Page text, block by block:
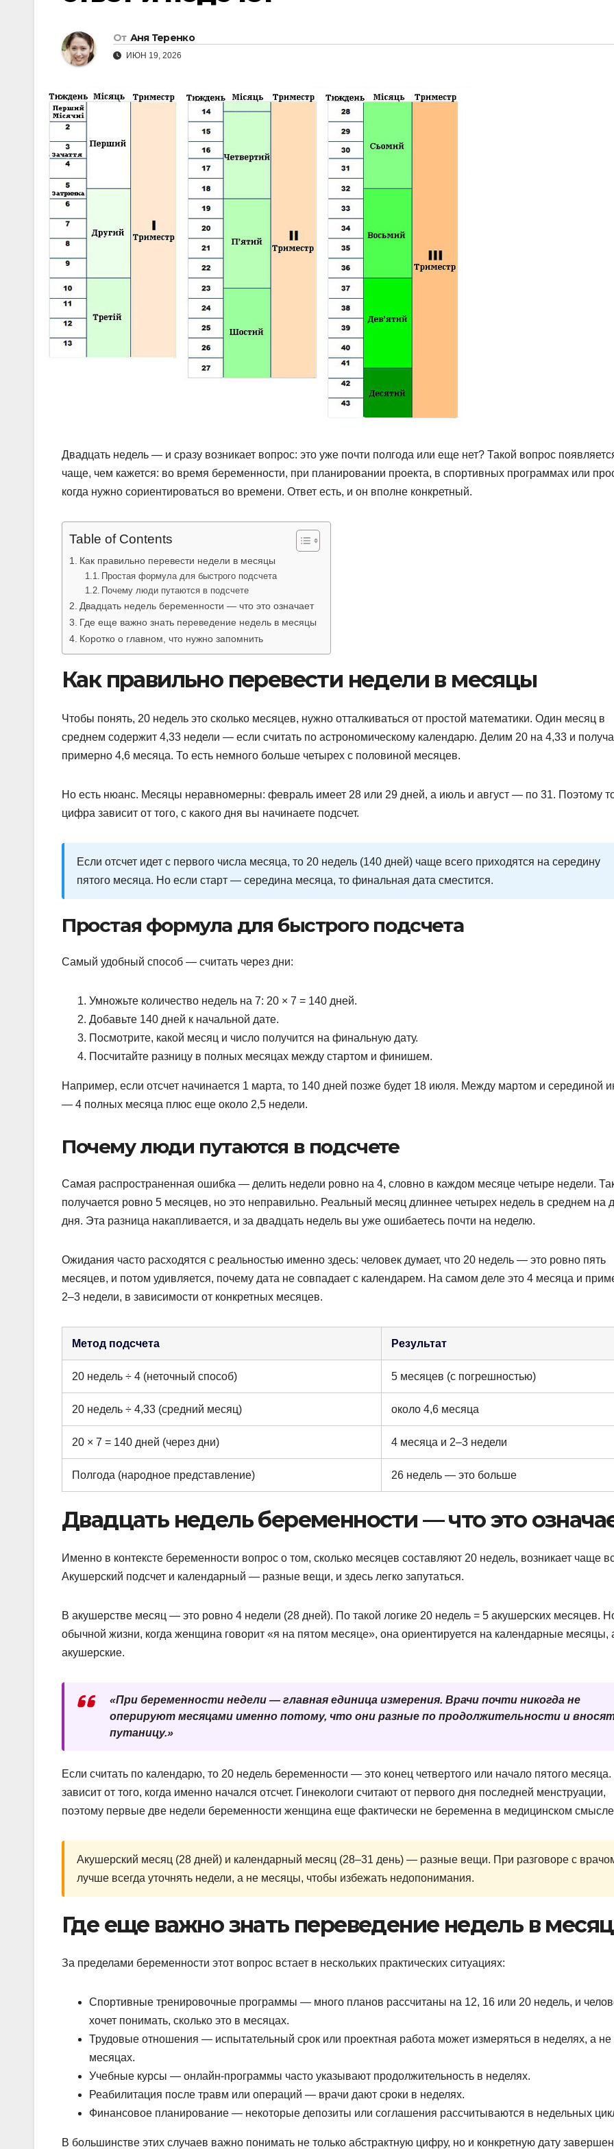
От Аня Теренко
ИЮН 19, 2026
Двадцать недель — и сразу возникает вопрос: это уже почти полгода или еще нет? Такой вопрос
чаще, чем кажется: во время беременности, при планировании проекта, в спортивных программах или
когда нужно сориентироваться во времени. Ответ есть, и он вполне конкретный.
Table of Contents
Как правильно перевести недели в месяцы
Простая формула для быстрого подсчета
Почему люди путаются в подсчете
Двадцать недель беременности — что это означает
Где еще важно знать переведение недель в месяцы
Коротко о главном, что нужно запомнить
Как правильно перевести недели в месяцы
Чтобы понять, 20 недель это сколько месяцев, нужно отталкиваться от простой математики. Один месяц в
среднем содержит 4,33 недели — если считать по астрономическому календарю. Делим 20 на 4,33 и
примерно 4,6 месяца. То есть немного больше четырех с половиной месяцев.
Но есть нюанс. Месяцы неравномерны: февраль имеет 28 или 29 дней, а июль и август — по 31. Поэтому
цифра зависит от того, с какого дня вы начинаете подсчет.
Если отсчет идет с первого числа месяца, то 20 недель (140 дней) чаще всего приходятся на середину
пятого месяца. Но если старт — середина месяца, то финальная дата сместится.
Простая формула для быстрого подсчета
Самый удобный способ — считать через дни:
Умножьте количество недель на 7: 20 × 7 = 140 дней.
Добавьте 140 дней к начальной дате.
Посмотрите, какой месяц и число получится на финальную дату.
Посчитайте разницу в полных месяцах между стартом и финишем.
Например, если отсчет начинается 1 марта, то 140 дней позже будет 18 июля. Между мартом и серединой
— 4 полных месяца плюс еще около 2,5 недели.
Почему люди путаются в подсчете
Самая распространенная ошибка — делить недели ровно на 4, словно в каждом месяце четыре недели.
получается ровно 5 месяцев, но это неправильно. Реальный месяц длиннее четырех недель в среднем на
дня. Эта разница накапливается, и за двадцать недель вы уже ошибаетесь почти на неделю.
Ожидания часто расходятся с реальностью именно здесь: человек думает, что 20 недель — это ровно пять
месяцев, и потом удивляется, почему дата не совпадает с календарем. На самом деле это 4 месяца и
2–3 недели, в зависимости от конкретных месяцев.
Метод подсчета Результат
20 недель ÷ 4 (неточный способ) 5 месяцев (с погрешностью)
20 недель ÷ 4,33 (средний месяц) около 4,6 месяца
20 × 7 = 140 дней (через дни) 4 месяца и 2–3 недели
Полгода (народное представление) 26 недель — это больше
Двадцать недель беременности — что это
Именно в контексте беременности вопрос о том, сколько месяцев составляют 20 недель, возникает чаще
Акушерский подсчет и календарный — разные вещи, и здесь легко запутаться.
В акушерстве месяц — это ровно 4 недели (28 дней). По такой логике 20 недель = 5 акушерских месяцев.
обычной жизни, когда женщина говорит «я на пятом месяце», она ориентируется на календарные месяцы,
акушерские.
«При беременности недели — главная единица измерения. Врачи почти никогда не
оперируют месяцами именно потому, что они разные по продолжительности и
путаницу.»
Если считать по календарю, то 20 недель беременности — это конец четвертого или начало пятого
зависит от того, когда именно начался отсчет. Гинекологи считают от первого дня последней менструации,
поэтому первые две недели беременности женщина еще фактически не беременна в медицинском
Акушерский месяц (28 дней) и календарный месяц (28–31 день) — разные вещи. При разговоре с
лучше всегда уточнять недели, а не месяцы, чтобы избежать недопонимания.
Где еще важно знать переведение недель в
За пределами беременности этот вопрос встает в нескольких практических ситуациях:
Спортивные тренировочные программы — много планов рассчитаны на 12, 16 или 20 недель, и
хочет понимать, сколько это в месяцах.
Трудовые отношения — испытательный срок или проектная работа может измеряться в неделях, а не
месяцах.
Учебные курсы — онлайн-программы часто указывают продолжительность в неделях.
Реабилитация после травм или операций — врачи дают сроки в неделях.
Финансовое планирование — некоторые депозиты или соглашения рассчитываются в недельных
В большинстве этих случаев важно понимать не только абстрактную цифру, но и конкретную дату